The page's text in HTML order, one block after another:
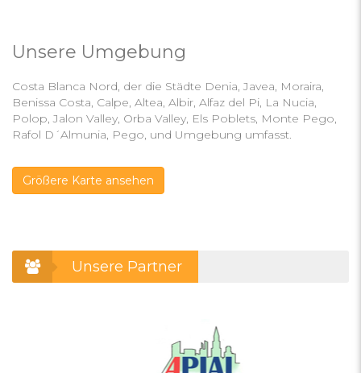
Unsere Umgebung
Costa Blanca Nord, der die Städte Denia, Javea, Moraira,
Benissa Costa, Calpe, Altea, Albir, Alfaz del Pi, La Nucia,
Polop, Jalon Valley, Orba Valley, Els Poblets, Monte Pego,
Rafol D´Almunia, Pego, und Umgebung umfasst.
Größere Karte ansehen
Unsere Partner